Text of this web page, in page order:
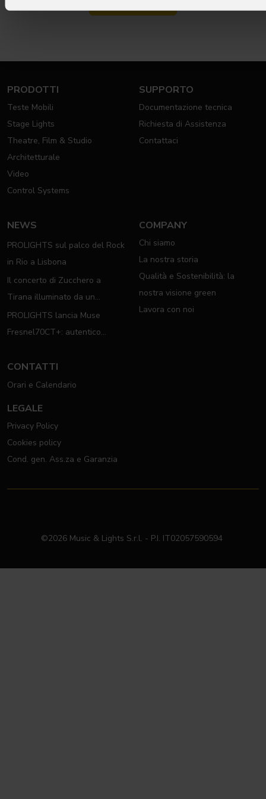
PRODOTTI
Teste Mobili
Stage Lights
Theatre, Film & Studio
Architetturale
Video
Control Systems
SUPPORTO
Documentazione tecnica
Richiesta di Assistenza
Contattaci
NEWS
PROLIGHTS sul palco del Rock
in Rio a Lisbona
Il concerto di Zucchero a
Tirana illuminato da un
completo rig PROLIGHTS
PROLIGHTS lancia Muse
Fresnel70CT+: autentico
COMPANY
Chi siamo
La nostra storia
Qualità e Sostenibilità: la
nostra visione green
Lavora con noi
CONTATTI
Orari e Calendario
LEGALE
Privacy Policy
Cookies policy
Cond. gen. Ass.za e Garanzia
©2026 Music & Lights S.r.l. - P.I. IT02057590594